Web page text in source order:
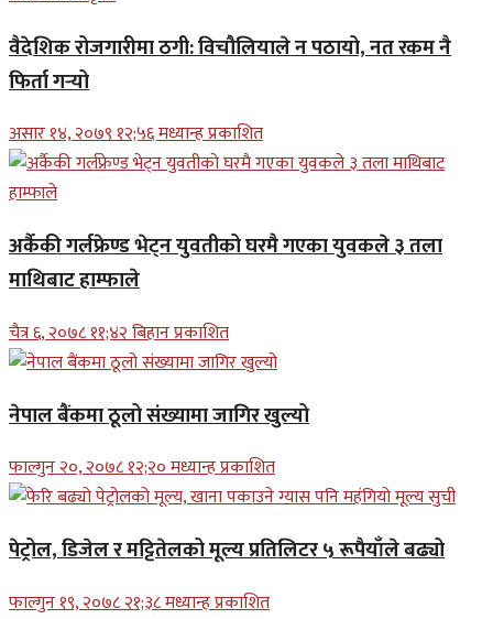
वैदेशिक रोजगारीमा ठगी: विचौलियाले न पठायो, नत रकम नै
फिर्ता गर्‍यो
असार १४, २०७९ १२;५६ मध्यान्ह प्रकाशित
अर्कैकी गर्लफ्रेण्ड भेट्न युवतीको घरमै गएका युवकले ३ तला
माथिबाट हाम्फाले
चैत्र ६, २०७८ ११;४२ बिहान प्रकाशित
नेपाल बैंकमा ठूलो संख्यामा जागिर खुल्यो
फाल्गुन २०, २०७८ १२;२० मध्यान्ह प्रकाशित
पेट्रोल, डिजेल र मट्टितेलको मूल्य प्रतिलिटर ५ रूपैयाँले बढ्यो
फाल्गुन १९, २०७८ २१;३८ मध्यान्ह प्रकाशित